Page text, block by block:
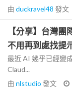
由 duckravel48 發文
【分享】台灣
不用再到處找提
最近 AI 幾乎已經變
Claud...
由 nlstudio 發文